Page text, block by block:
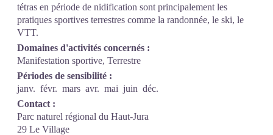
tétras en période de nidification sont principalement les
pratiques sportives terrestres comme la randonnée, le ski, le
VTT.
Domaines d'activités concernés :
Manifestation sportive, Terrestre
Périodes de sensibilité :
janv. févr. mars avr. mai juin déc.
Contact :
Parc naturel régional du Haut-Jura
29 Le Village